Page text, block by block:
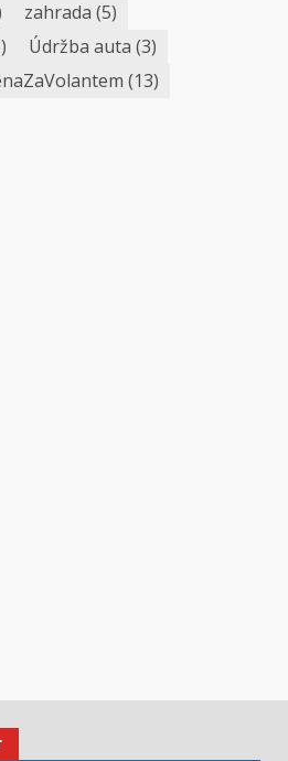
zahrada (5)
Údržba auta (3)
(13)